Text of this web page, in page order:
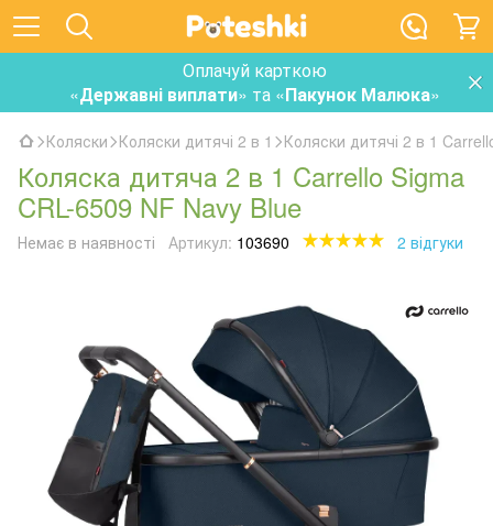
Оплачуй карткою
«Державні виплати» та «Пакунок Малюка»
Коляски Коляски дитячі 2 в 1 Коляски дитячі 2 в 1
Коляска дитяча 2 в 1 Carrello Sigma
CRL-6509 NF Navy Blue
Немає в наявності Артикул: 103690 2 відгуки